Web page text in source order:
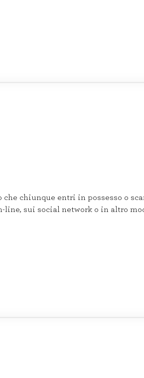
chiunque entri in possesso o
sui social network o in altro